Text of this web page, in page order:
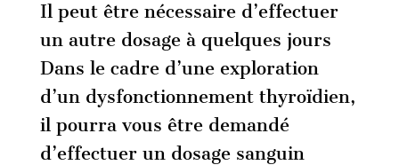
Il peut être nécessaire d’effectuer
un autre dosage à quelques jours
Dans le cadre d’une exploration
d’un dysfonctionnement thyroïdien,
il pourra vous être demandé
d’effectuer un dosage sanguin